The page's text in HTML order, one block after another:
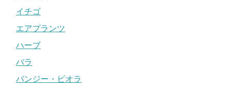
イチゴ
エアプランツ
ハーブ
バラ
パンジー・ビオラ